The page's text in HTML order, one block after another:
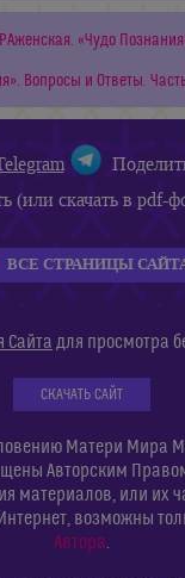
«Чудо
Вопросы и Ответы.
(или скачать в pdf-
ВСЕ СТРАНИЦЫ
Сайта для просмотра
СКАЧАТЬ САЙТ
Матери Мира
Авторским
материалов, или их
возможны
Автора.